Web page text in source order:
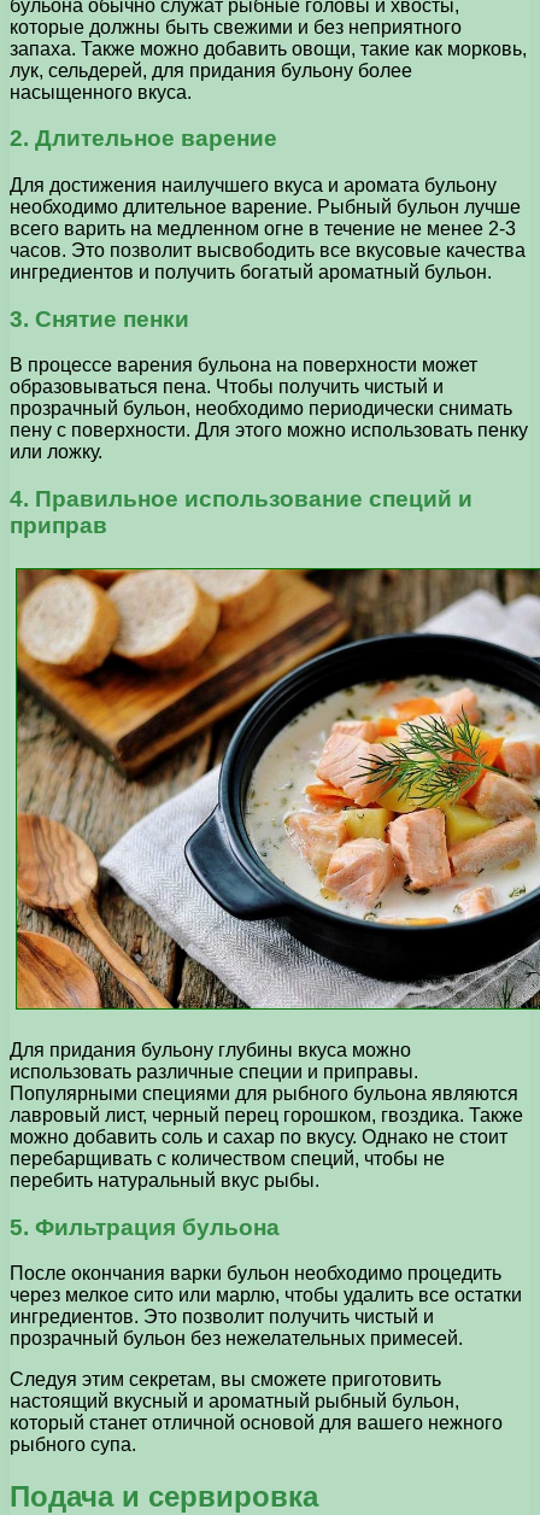
бульона обычно служат рыбные головы и хвосты,
которые должны быть свежими и без неприятного
запаха. Также можно добавить овощи, такие как морковь,
лук, сельдерей, для придания бульону более
насыщенного вкуса.
2. Длительное варение
Для достижения наилучшего вкуса и аромата бульону
необходимо длительное варение. Рыбный бульон лучше
всего варить на медленном огне в течение не менее 2-3
часов. Это позволит высвободить все вкусовые качества
ингредиентов и получить богатый ароматный бульон.
3. Снятие пенки
В процессе варения бульона на поверхности может
образовываться пена. Чтобы получить чистый и
прозрачный бульон, необходимо периодически снимать
пену с поверхности. Для этого можно использовать пенку
или ложку.
4. Правильное использование специй и
приправ
Для придания бульону глубины вкуса можно
использовать различные специи и приправы.
Популярными специями для рыбного бульона являются
лавровый лист, черный перец горошком, гвоздика. Также
можно добавить соль и сахар по вкусу. Однако не стоит
перебарщивать с количеством специй, чтобы не
перебить натуральный вкус рыбы.
5. Фильтрация бульона
После окончания варки бульон необходимо процедить
через мелкое сито или марлю, чтобы удалить все остатки
ингредиентов. Это позволит получить чистый и
прозрачный бульон без нежелательных примесей.
Следуя этим секретам, вы сможете приготовить
настоящий вкусный и ароматный рыбный бульон,
который станет отличной основой для вашего нежного
рыбного супа.
Подача и сервировка